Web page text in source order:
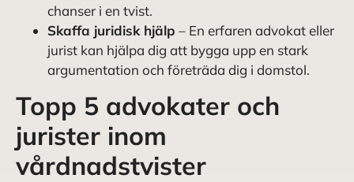
chanser i en tvist.
Skaffa juridisk hjälp – En erfaren advokat eller
jurist kan hjälpa dig att bygga upp en stark
argumentation och företräda dig i domstol.
Topp 5 advokater och
jurister inom
vårdnadstvister